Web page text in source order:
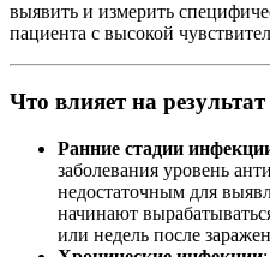
выявить и измерить
пациента с высокой
Что влияет на
Ранние стадии
заболевания уровень
недостаточным для
начинают
или недель после